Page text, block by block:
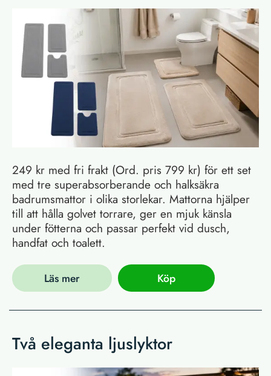
249 kr med fri frakt (Ord. pris 799 kr) för ett set
med tre superabsorberande och halksäkra
badrumsmattor i olika storlekar. Mattorna hjälper
till att hålla golvet torrare, ger en mjuk känsla
under fötterna och passar perfekt vid dusch,
handfat och toalett.
Läs mer Köp
Två eleganta ljuslyktor